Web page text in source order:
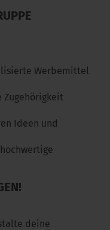
Werbemittel
Zugehörigkeit
Ideen und
deine